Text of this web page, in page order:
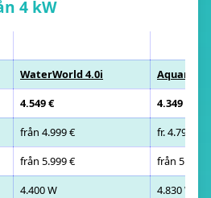
4 kW
WaterWorld 4.0i
Aquamot
4.549 €
4.349 €
från 4.999 €
fr. 4.799 €
från 5.999 €
från 5.999 €
4.400 W
4.830 W